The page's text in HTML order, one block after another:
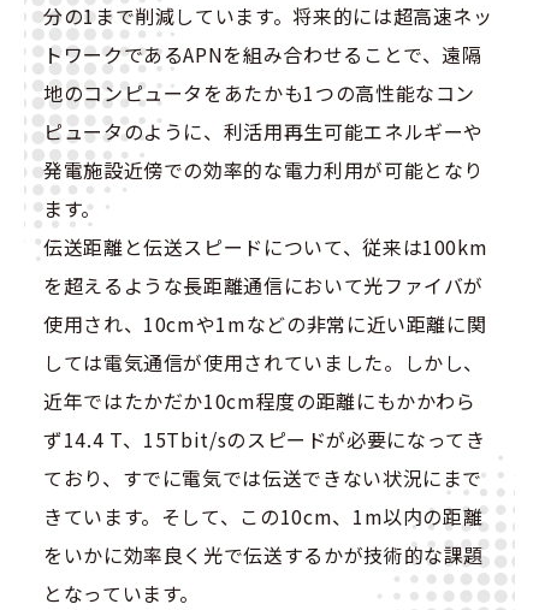
分の1まで削減しています。将来的には超高速ネッ
トワークであるAPNを組み合わせることで、遠隔
地のコンピュータをあたかも1つの高性能なコン
ピュータのように、利活用再生可能エネルギーや
発電施設近傍での効率的な電力利用が可能となり
ます。
伝送距離と伝送スピードについて、従来は100km
を超えるような長距離通信において光ファイバが
使用され、10cmや1mなどの非常に近い距離に関
しては電気通信が使用されていました。しかし、
近年ではたかだか10cm程度の距離にもかかわら
ず14.4 T、15Tbit/sのスピードが必要になってき
ており、すでに電気では伝送できない状況にまで
きています。そして、この10cm、1m以内の距離
をいかに効率良く光で伝送するかが技術的な課題
となっています。